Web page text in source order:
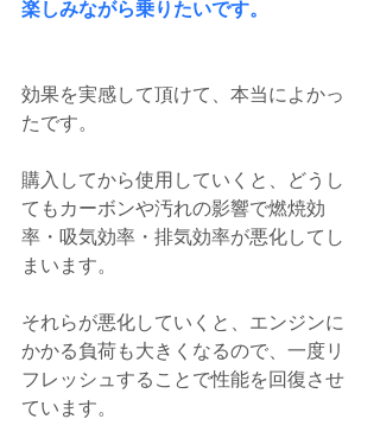
楽しみながら乗りたいです。
効果を実感して頂けて、本当によかっ
たです。
購入してから使用していくと、どうし
てもカーボンや汚れの影響で燃焼効
率・吸気効率・排気効率が悪化してし
まいます。
それらが悪化していくと、エンジンに
かかる負荷も大きくなるので、一度リ
フレッシュすることで性能を回復させ
ています。